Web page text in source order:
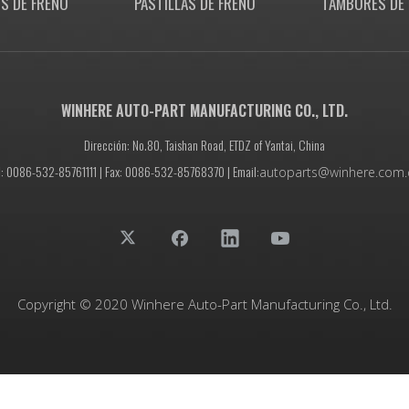
WINHERE AUTO-PART MANUFACTURING CO., LTD.
Dirección: No.80, Taishan Road, ETDZ of Yantai, China
0086-532-85761111 | Fax: 0086-532-85768370 | Email:
Copyright © 2020 Winhere Auto-Part Manufacturing Co., Ltd.